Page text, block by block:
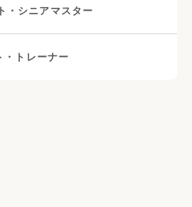
・シニアマスター
・トレーナー